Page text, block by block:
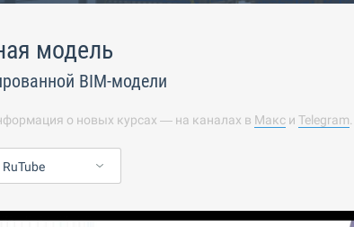
модель
BIM-модели
о новых курсах — на каналах в Макс и Telegram
RuTube